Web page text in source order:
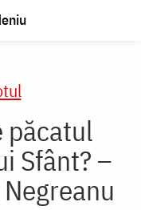
păcatul
Sfânt? –